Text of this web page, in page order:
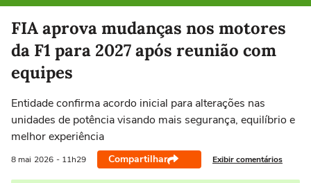
FIA aprova mudanças nos motores
da F1 para 2027 após reunião com
equipes
Entidade confirma acordo inicial para alterações nas
unidades de potência visando mais segurança, equilíbrio e
melhor experiência
8 mai 2026 - 11h29 Compartilhar Exibir comentários